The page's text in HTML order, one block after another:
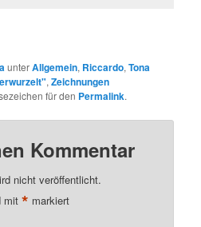
unterAllgemein, Riccardo,Tona
,Zeichnungen
für den Permalink.
Kommentar
nicht veröffentlicht.
mit* markiert